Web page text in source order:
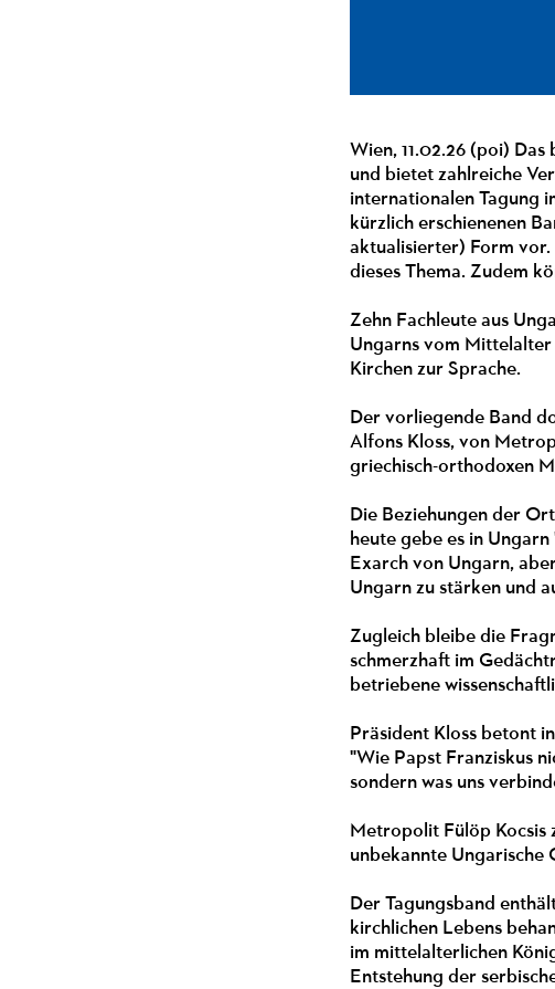
Wien, 11.02.26 (poi)
und bietet zahlreiche
internationalen Tagung
kürzlich erschienenen
aktualisierter) Form
dieses Thema. Zudem
Zehn Fachleute aus
Ungarns vom Mittelalter
Kirchen zur Sprache.
Der vorliegende Band
Alfons Kloss, von
griechisch-orthodoxen
Die Beziehungen der
heute gebe es in
Exarch von Ungarn,
Ungarn zu stärken und
Zugleich bleibe die
schmerzhaft im
betriebene
Präsident Kloss betont
"Wie Papst Franziskus
sondern was uns
Metropolit Fülöp Kocsis
unbekannte Ungarische
Der Tagungsband
kirchlichen Lebens
im mittelalterlichen
Entstehung der